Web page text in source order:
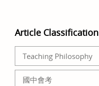
Article Classification
Teaching Philosophy
國中會考